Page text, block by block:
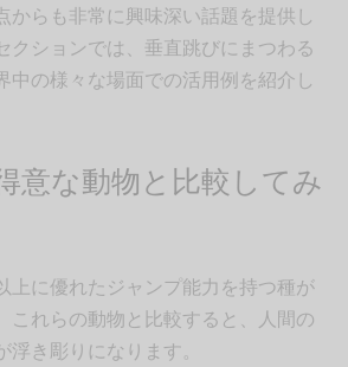
からも非常に興味深い話題を提供し
クションでは、垂直跳びにまつわる
中の様々な場面での活用例を紹介し
意な動物と比較してみ
上に優れたジャンプ能力を持つ種が
これらの動物と比較すると、人間の
き彫りになります。